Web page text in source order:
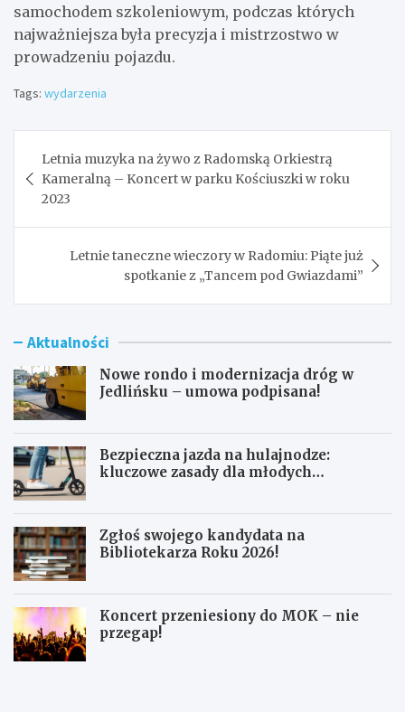
samochodem szkoleniowym, podczas których
najważniejsza była precyzja i mistrzostwo w
prowadzeniu pojazdu.
Tags: wydarzenia
wpisu
Letnia muzyka na żywo z Radomską Orkiestrą
Kameralną – Koncert w parku Kościuszki w roku
2023
Letnie taneczne wieczory w Radomiu: Piąte już
spotkanie z „Tancem pod Gwiazdami”
Aktualności
Nowe rondo i modernizacja dróg w
Jedlińsku – umowa podpisana!
Bezpieczna jazda na hulajnodze:
kluczowe zasady dla młodych
Zgłoś swojego kandydata na
Bibliotekarza Roku 2026!
Koncert przeniesiony do MOK – nie
przegap!
N
B